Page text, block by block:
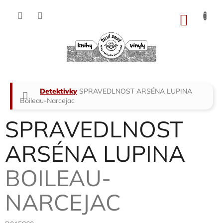
Domů
Detektivky SPRAVEDLNOST ARSÉNA LUPINA
Boileau-Narcejac
SPRAVEDLNOST
ARSÉNA LUPINA
BOILEAU-
NARCEJAC